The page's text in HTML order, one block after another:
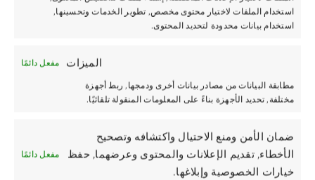
استخدام الملفات لاختيار محتوى مخصص, تطوير الخدمات وتحسينها,
استخدام بيانات محدودة لتحديد المحتوى.
الميزات مفعل دائمًا
مطابقة البيانات من مصادر بيانات أخرى ودمجها, ربط أجهزة
مختلفة, تحديد الأجهزة بناءً على المعلومات المنقولة تلقائيًا.
ضمان الأمن ومنع الاحتيال واكتشافه وتصحيح
الأخطاء, تقديم الإعلانات والمحتوى وعرضهما, حفظ
خيارات الخصوصية وإبلاغها.
مفعل دائمًا